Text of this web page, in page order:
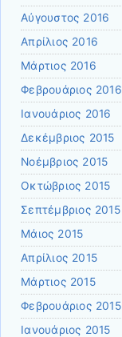
Αύγουστος 2016
Απρίλιος 2016
Μάρτιος 2016
Φεβρουάριος 2016
Ιανουάριος 2016
Δεκέμβριος 2015
Νοέμβριος 2015
Οκτώβριος 2015
Σεπτέμβριος 2015
Μάιος 2015
Απρίλιος 2015
Μάρτιος 2015
Φεβρουάριος 2015
Ιανουάριος 2015